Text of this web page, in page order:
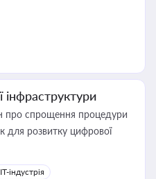
про спрощення процедури
для розвитку цифрової
IT-індустрія